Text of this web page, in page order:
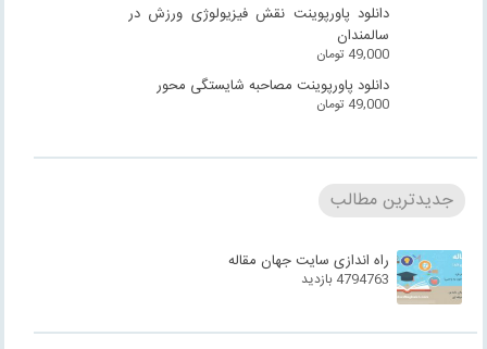
دانلود پاورپوینت نقش فیزیولوژی ورزش در
سالمندان
49,000 تومان
دانلود پاورپوینت مصاحبه شایستگی محور
49,000 تومان
جدیدترین مطالب
راه اندازی سایت جهان مقاله
4794763 بازدید